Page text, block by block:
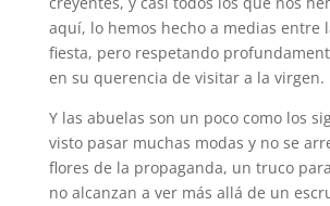
aquí, lo hemos hecho a medias entre
fiesta, pero respetando
en su querencia de visitar a la virgen.
Y las abuelas son un poco como los
visto pasar muchas modas y no se
flores de la propaganda, un truco
no alcanzan a ver más allá de un